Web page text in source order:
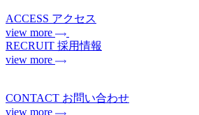
ACCESS アクセス
view more
RECRUIT 採用情報
view more
CONTACT お問い合わせ
view more